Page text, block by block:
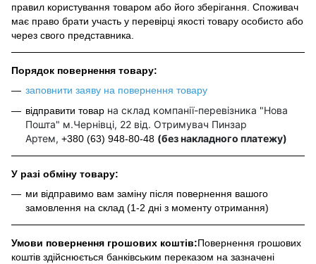
правил користування товаром або його зберігання. Споживач
має право брати участь у перевірці якості товару особисто або
через свого представника.
Порядок повернення товару:
заповнити заяву на повернення товару
відправити товар на склад компанії-перевізника "Нова
Пошта" м.Чернівці, 22 від. Отримувач Пинзар
Артем, +380 (63) 948-80-48 (без накладного платежу)
У разі обміну товару:
ми відправимо вам заміну після повернення вашого
замовлення на склад (1-2 дні з моменту отримання)
Умови повернення грошових коштів:Повернення грошових
коштів здійснюється банківським переказом на зазначені